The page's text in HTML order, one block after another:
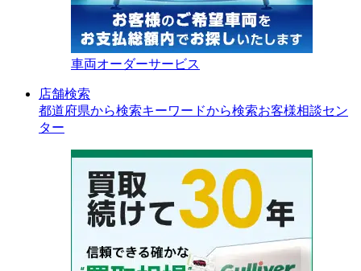
車両オーダーサービス
店舗検索
都道府県から検索キーワードから検索お客様相談セン
ター